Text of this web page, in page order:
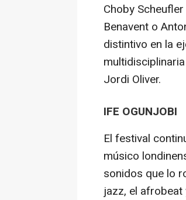
Choby
Benavent o
distintivo en la
Jordi Oliver.
IFE OGUNJOBI
El festival
músico
sonidos que lo
jazz, el afrobeat